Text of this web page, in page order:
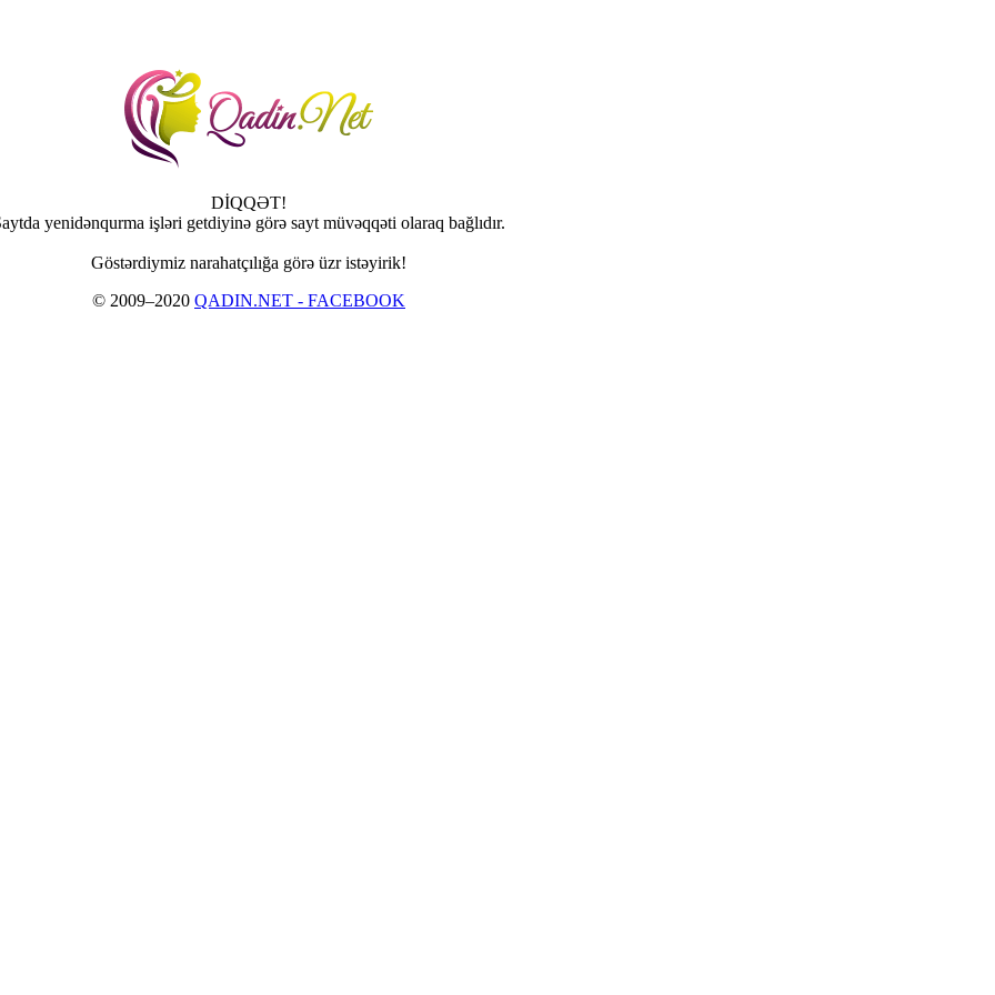
DİQQƏT!
yenidənqurma işləri getdiyinə görə sayt müvəqqəti olaraq bağlıdır.
Göstərdiymiz narahatçılığa görə üzr istəyirik!
© 2009–2020 QADIN.NET - FACEBOOK